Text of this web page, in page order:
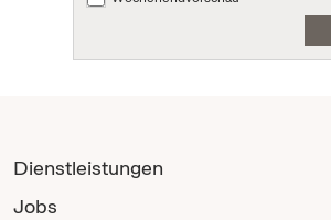
Dienstleistungen
Jobs